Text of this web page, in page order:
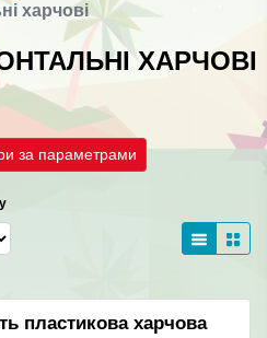
харчові
ХАРЧОВІ
за параметрами
пластикова харчова